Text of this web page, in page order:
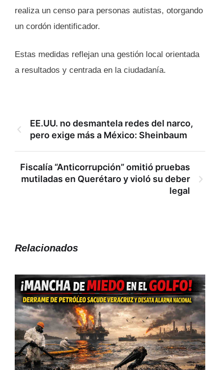
realiza un censo para personas autistas, otorgando
un cordón identificador.
Estas medidas reflejan una gestión local orientada
a resultados y centrada en la ciudadanía.
EE.UU. no desmantela redes del narco,
pero exige más a México: Sheinbaum
Fiscalía “Anticorrupción” omitió pruebas
mutiladas en Querétaro y violó su deber
legal
Relacionados